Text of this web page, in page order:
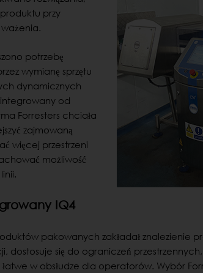
przy
potrzebę
wymianę sprzętu
dynamicznych
od
Forresters chciała
zajmowaną
więcej przestrzeni
możliwość
IQ4
pakowanych zakładał znalezienie
dostosuje się do ograniczeń
w obsłudze dla operatorów. Wybór